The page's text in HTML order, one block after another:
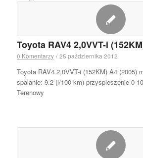
Toyota RAV4 2,0VVT-i
0 Komentarzy / 25 października 2012
Toyota RAV4 2,0VVT-i (152KM) A4 (2005)
spalanie: 9.2 (l/100 km) przyspieszenie 0-
Terenowy